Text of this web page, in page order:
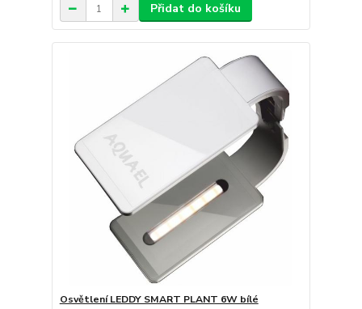
Přidat do košíku
Osvětlení LEDDY SMART PLANT 6W bílé